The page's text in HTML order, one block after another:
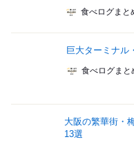
食べログまと
巨大ターミナル
食べログまと
大阪の繁華街・
13選